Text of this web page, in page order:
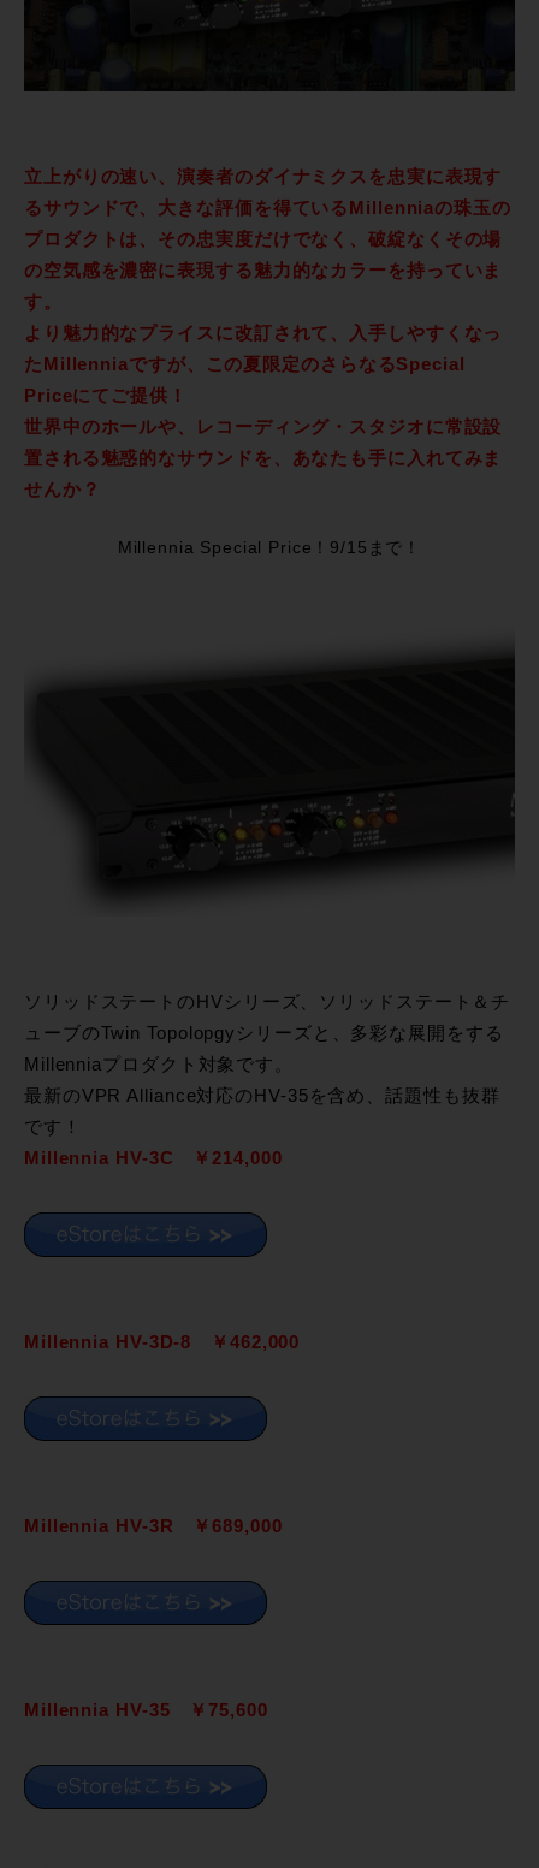
立上がりの速い、演奏者のダイナミクスを忠実に表現す
るサウンドで、大きな評価を得ているMillenniaの珠玉の
プロダクトは、その忠実度だけでなく、破綻なくその場
の空気感を濃密に表現する魅力的なカラーを持っていま
す。
より魅力的なプライスに改訂されて、入手しやすくなっ
たMillenniaですが、この夏限定のさらなるSpecial
Priceにてご提供！
世界中のホールや、レコーディング・スタジオに常設設
置される魅惑的なサウンドを、あなたも手に入れてみま
せんか？
Millennia Special Price！9/15まで！
ソリッドステートのHVシリーズ、ソリッドステート＆チ
ューブのTwin Topolopgyシリーズと、多彩な展開をする
Millenniaプロダクト対象です。
最新のVPR Alliance対応のHV-35を含め、話題性も抜群
です！
Millennia HV-3C ￥214,000
Millennia HV-3D-8 ￥462,000
Millennia HV-3R ￥689,000
Millennia HV-35 ￥75,600